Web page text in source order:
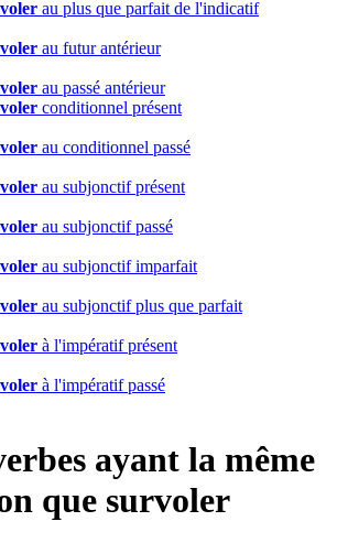
au plus que parfait de l'indicatif
au futur antérieur
au passé antérieur
conditionnel présent
au conditionnel passé
au subjonctif présent
au subjonctif passé
au subjonctif imparfait
au subjonctif plus que parfait
à l'impératif présent
à l'impératif passé
ayant la même
que survoler